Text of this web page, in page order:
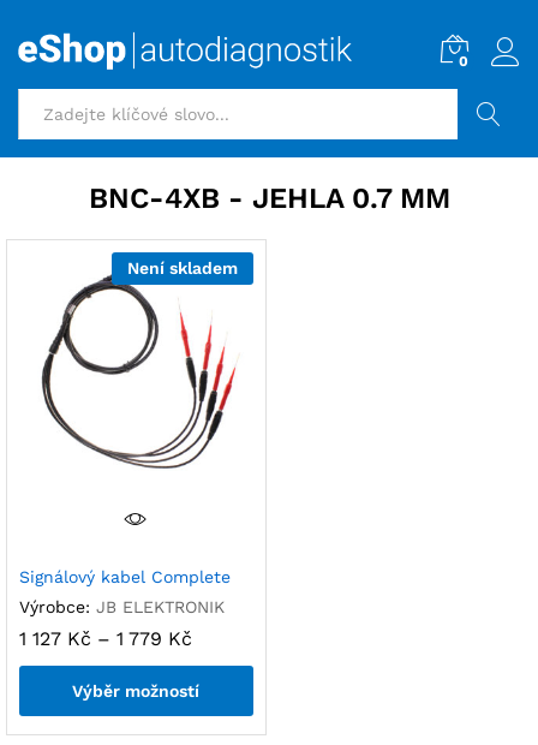
0
BNC-4XB - JEHLA 0.7 MM
Není skladem
Signálový kabel Complete
Výrobce: JB ELEKTRONIK
1 127 Kč – 1 779 Kč
Výběr možností